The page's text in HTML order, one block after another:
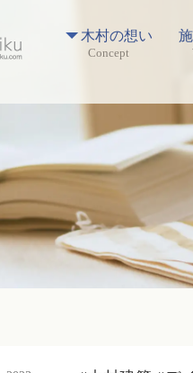
木村の想い
Concept